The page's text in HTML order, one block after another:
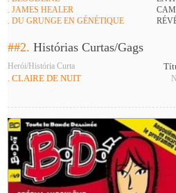
. JAMES HEALER
. DU GRUNGE EN GÉNÉTIQUE
##2.Histórias Curtas/Gags
Herói/História Curta
. CLAIRE DE NUIT